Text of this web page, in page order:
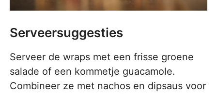
Serveersuggesties
Serveer de wraps met een frisse groene
salade of een kommetje guacamole.
Combineer ze met nachos en dipsaus voor